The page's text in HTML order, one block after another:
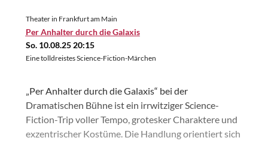
Theater in Frankfurt am Main
Per Anhalter durch die Galaxis
So. 10.08.25 20:15
Eine tolldreistes Science-Fiction-Märchen
„Per Anhalter durch die Galaxis“ bei der
Dramatischen Bühne ist ein irrwitziger Science-
Fiction-Trip voller Tempo, grotesker Charaktere und
exzentrischer Kostüme. Die Handlung orientiert sich